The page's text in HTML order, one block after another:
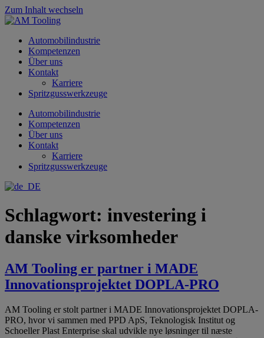
Zum Inhalt wechseln
Automobilindustrie
Kompetenzen
Über uns
Kontakt
Karriere
Spritzgusswerkzeuge
Automobilindustrie
Kompetenzen
Über uns
Kontakt
Karriere
Spritzgusswerkzeuge
Schlagwort: investering i
danske virksomheder
AM Tooling er partner i MADE
Innovationsprojektet DOPLA-PRO
AM Tooling er stolt partner i MADE Innovationsprojektet DOPLA-
PRO, hvor vi sammen med PPD ApS, Teknologisk Institut og
Schoeller Plast Enterprise skal udvikle nye løsninger til næste